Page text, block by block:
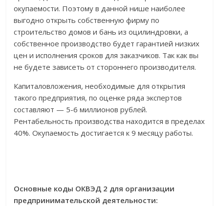
окупаемости. Поэтому в данной нише наиболее
выгодно открыть собственную фирму по
строительство домов и бань из оцилиндровки, а
собственное производство будет гарантией низких
цен и исполнения сроков для заказчиков. Так как вы
не будете зависеть от стороннего производителя.
Капиталовложения, необходимые для открытия
такого предприятия, по оценке ряда экспертов
составляют — 5-6 миллионов рублей.
Рентабельность производства находится в пределах
40%. Окупаемость достигается к 9 месяцу работы.
Основные коды ОКВЭД 2 для организации
предпринимательской деятельности: